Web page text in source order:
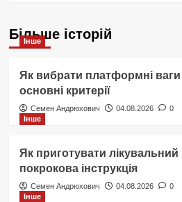
Більше історій
Інше
Як вибрати платформні
основні критерії
Семен Андрюхович 04.08.2026
0
Інше
Як приготувати лікувальний
покрокова інструкція
Семен Андрюхович 04.08.2026
0
Інше